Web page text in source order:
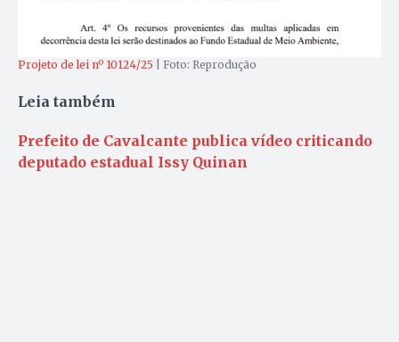
Projeto de lei nº 10124/25 | Foto: Reprodução
Leia também
Prefeito de Cavalcante publica vídeo criticando
deputado estadual Issy Quinan